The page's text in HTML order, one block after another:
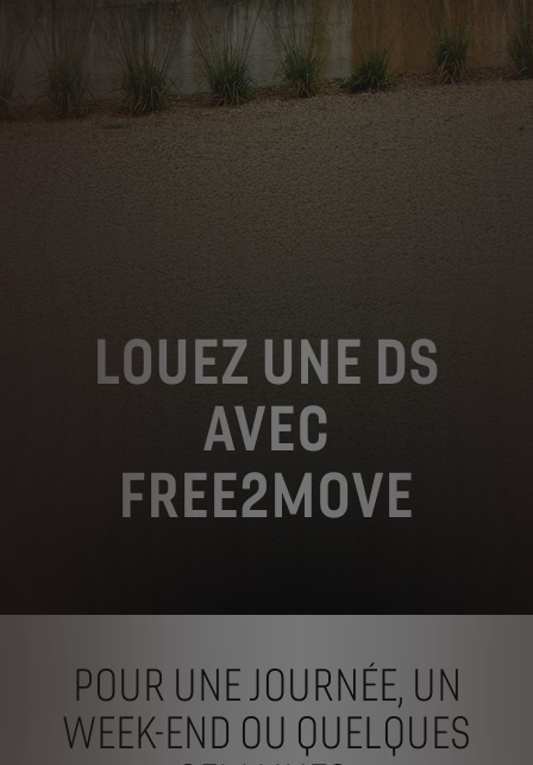
LOUEZ UNE DS
AVEC
FREE2MOVE
POUR UNE JOURNÉE, UN
WEEK-END OU QUELQUES